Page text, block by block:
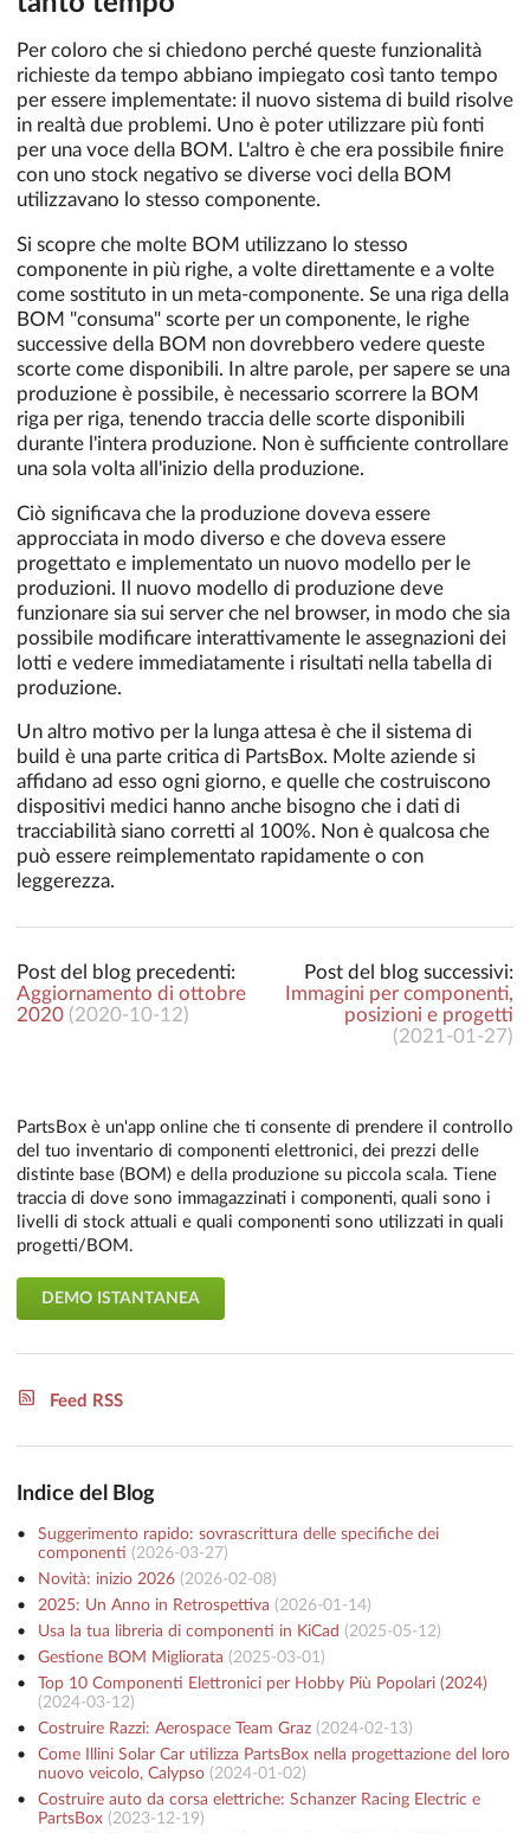
Per coloro che si chiedono perché queste funzionalità
richieste da tempo abbiano impiegato così tanto tempo
per essere implementate: il nuovo sistema di build risolve
in realtà due problemi. Uno è poter utilizzare più fonti
per una voce della BOM. L'altro è che era possibile finire
con uno stock negativo se diverse voci della BOM
utilizzavano lo stesso componente.
Si scopre che molte BOM utilizzano lo stesso
componente in più righe, a volte direttamente e a volte
come sostituto in un meta-componente. Se una riga della
BOM "consuma" scorte per un componente, le righe
successive della BOM non dovrebbero vedere queste
scorte come disponibili. In altre parole, per sapere se una
produzione è possibile, è necessario scorrere la BOM
riga per riga, tenendo traccia delle scorte disponibili
durante l'intera produzione. Non è sufficiente controllare
una sola volta all'inizio della produzione.
Ciò significava che la produzione doveva essere
approcciata in modo diverso e che doveva essere
progettato e implementato un nuovo modello per le
produzioni. Il nuovo modello di produzione deve
funzionare sia sui server che nel browser, in modo che sia
possibile modificare interattivamente le assegnazioni dei
lotti e vedere immediatamente i risultati nella tabella di
produzione.
Un altro motivo per la lunga attesa è che il sistema di
build è una parte critica di PartsBox. Molte aziende si
affidano ad esso ogni giorno, e quelle che costruiscono
dispositivi medici hanno anche bisogno che i dati di
tracciabilità siano corretti al 100%. Non è qualcosa che
può essere reimplementato rapidamente o con
leggerezza.
Post del blog precedenti:
Aggiornamento di ottobre
2020 (2020-10-12)
Post del blog successivi:
Immagini per componenti,
posizioni e progetti
(2021-01-27)
PartsBox è un'app online che ti consente di prendere il controllo
del tuo inventario di componenti elettronici, dei prezzi delle
distinte base (BOM) e della produzione su piccola scala. Tiene
traccia di dove sono immagazzinati i componenti, quali sono i
livelli di stock attuali e quali componenti sono utilizzati in quali
progetti/BOM.
DEMO ISTANTANEA
Feed RSS
Indice del Blog
Suggerimento rapido: sovrascrittura delle specifiche dei
componenti (2026-03-27)
Novità: inizio 2026(2026-02-08)
2025: Un Anno in Retrospettiva (2026-01-14)
Usa la tua libreria di componenti in KiCad (2025-05-12)
Gestione BOM Migliorata (2025-03-01 )
Top 10 Componenti Elettronici per Hobby Più Popolari (2024)
(2024-03-12)
Costruire Razzi: Aerospace Team Graz(2024-02-13)
Come Illini Solar Car utilizza PartsBox nella progettazione del loro
nuovo veicolo, Calypso(2024-01-02)
Costruire auto da corsa elettriche: Schanzer Racing Electric e
PartsBox(2023-12-19)